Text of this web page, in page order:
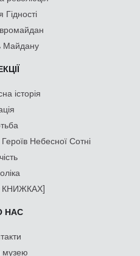
Гідності
Майдану
історія
Небесної Сотні
НАС
музею